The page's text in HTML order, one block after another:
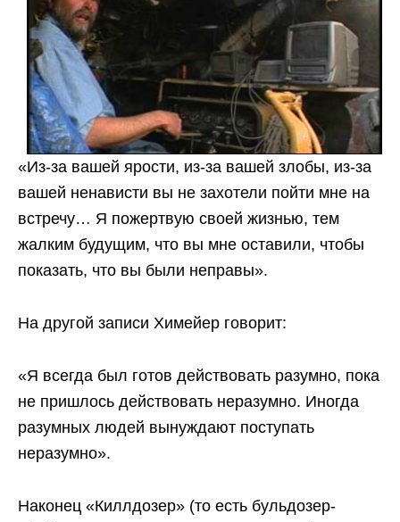
«Из-за вашей ярости, из-за вашей злобы, из-за
вашей ненависти вы не захотели пойти мне на
встречу… Я пожертвую своей жизнью, тем
жалким будущим, что вы мне оставили, чтобы
показать, что вы были неправы».
На другой записи Химейер говорит:
«Я всегда был готов действовать разумно, пока
не пришлось действовать неразумно. Иногда
разумных людей вынуждают поступать
неразумно».
Наконец «Киллдозер» (то есть бульдозер-